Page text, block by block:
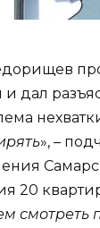
дал
», –
20
смотреть